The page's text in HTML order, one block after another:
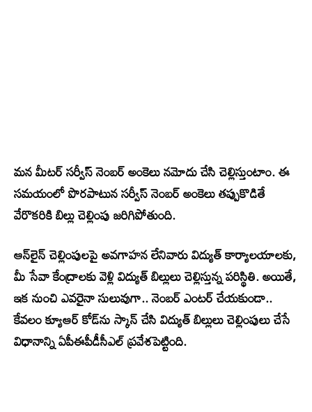
మన మీటర్ సర్వీస్ నెంబర్ అంకెలు నమోదు చేసి చెల్లిస్తుంటాం. ఈ
సమయంలో పొరపాటున సర్వీస్ నెంబర్ అంకెలు తప్పుకొడితే
వేరొకరికి బిల్లు చెల్లింపు జరిగిపోతుంది.
ఆన్‌లైన్ చెల్లింపులపై అవగాహన లేనివారు విద్యుత్ కార్యాలయాలకు,
మీ సేవా కేంద్రాలకు వెళ్లి విద్యుత్ బిల్లులు చెల్లిస్తున్న పరిస్థితి. అయితే,
ఇక నుంచి ఎవరైనా సులువుగా.. నెంబర్ ఎంటర్ చేయకుండా..
కేవలం క్యూఆర్ కోడ్‌ను స్కాన్ చేసి విద్యుత్ బిల్లులు చెల్లింపులు చేసే
విధానాన్ని ఏపీఈపీడీసీఎల్ ప్రవేశపెట్టింది.